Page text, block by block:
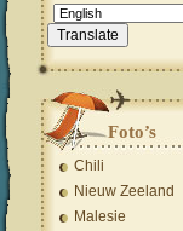
Foto’s
Chili
Nieuw Zeeland
Malesie